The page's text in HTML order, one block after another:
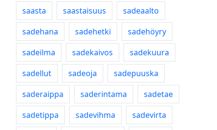
saasta
saastaisuus
sadeaalto
sadehana
sadehetki
sadehöyry
sadeilma
sadekaivos
sadekuura
sadellut
sadeoja
sadepuuska
saderaippa
saderintama
sadetae
sadetippa
sadevihma
sadevirta